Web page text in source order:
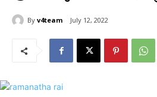
By v4team July 12, 2022